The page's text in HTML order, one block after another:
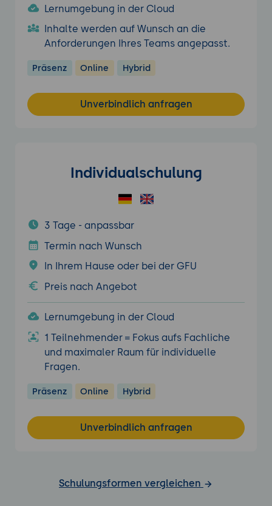
Lernumgebung in der Cloud
Inhalte werden auf Wunsch an die
Anforderungen Ihres Teams angepasst.
Präsenz Online Hybrid
Unverbindlich anfragen
Individualschulung
3 Tage - anpassbar
Termin nach Wunsch
In Ihrem Hause oder bei der GFU
Preis nach Angebot
Lernumgebung in der Cloud
1 Teilnehmender = Fokus aufs Fachliche
und maximaler Raum für individuelle
Fragen.
Präsenz Online Hybrid
Unverbindlich anfragen
Schulungsformen vergleichen